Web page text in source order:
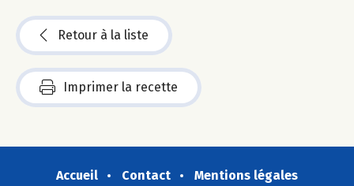
Retour à la liste
Imprimer la recette
Accueil Contact
Mentions légales